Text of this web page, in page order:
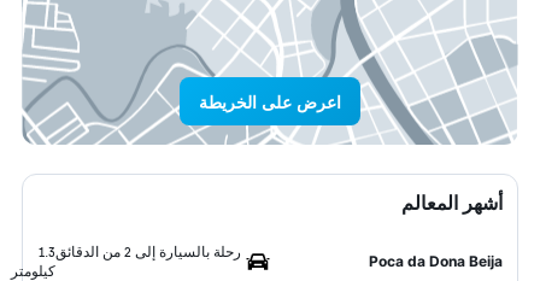
اعرض على الخريطة
أشهر المعالم
Poca da Dona Beija
رحلة بالسيارة إلى 2 من الدقائق
1.3
كيلومتر